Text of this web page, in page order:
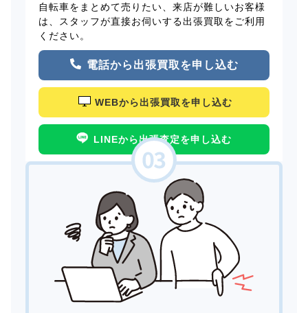
自転車をまとめて売りたい、来店が難しいお客様
は、スタッフが直接お伺いする出張買取をご利用
ください。
電話から出張買取を申し込む
WEBから出張買取を申し込む
LINEから出張査定を申し込む